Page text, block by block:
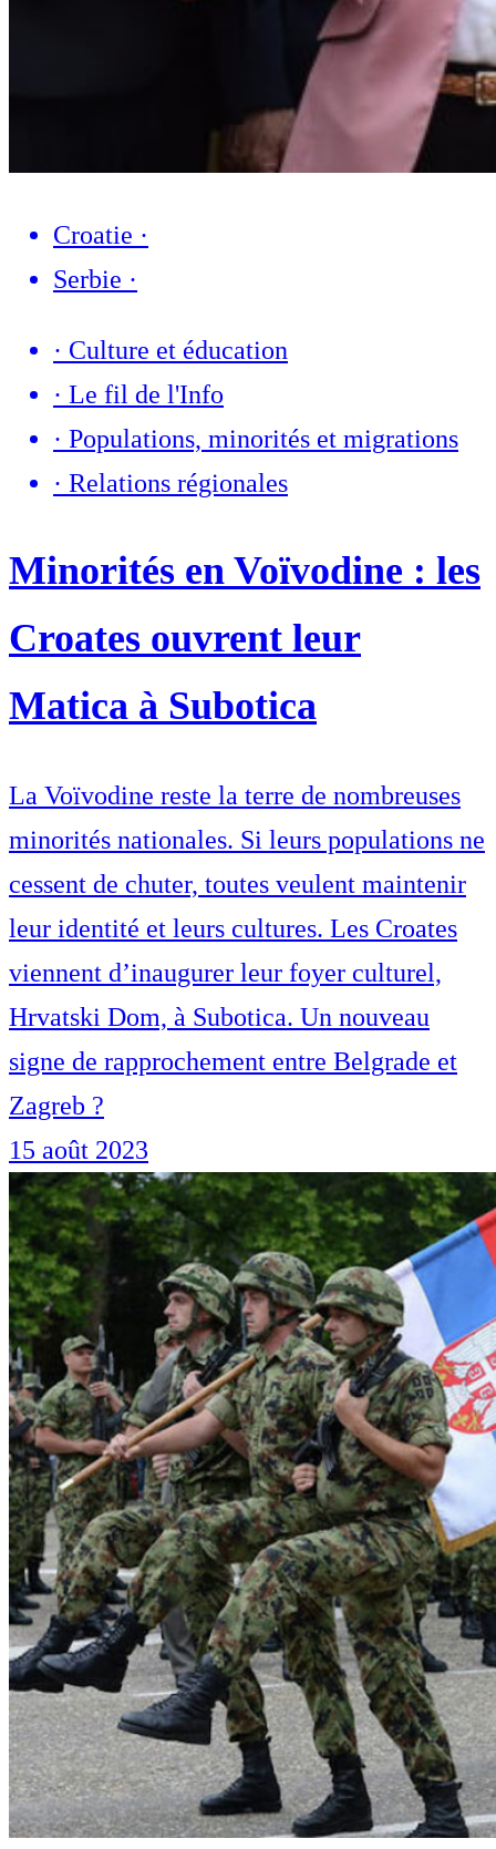
Croatie ·
Serbie ·
· Culture et éducation
· Le fil de l'Info
· Populations, minorités et migrations
· Relations régionales
Minorités en Voïvodine : les
Croates ouvrent leur
Matica à Subotica
La Voïvodine reste la terre de nombreuses
minorités nationales. Si leurs populations ne
cessent de chuter, toutes veulent maintenir
leur identité et leurs cultures. Les Croates
viennent d’inaugurer leur foyer culturel,
Hrvatski Dom, à Subotica. Un nouveau
signe de rapprochement entre Belgrade et
Zagreb ?
15 août 2023